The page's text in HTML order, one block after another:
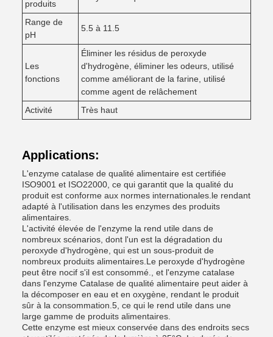
produits
Range de
pH
5.5 à 11.5
Les
fonctions
Éliminer les résidus de peroxyde
d'hydrogène, éliminer les odeurs, utilisé
comme améliorant de la farine, utilisé
comme agent de relâchement
Activité
Très haut
Applications:
L'enzyme catalase de qualité alimentaire est certifiée
ISO9001 et ISO22000, ce qui garantit que la qualité du
produit est conforme aux normes internationales.le rendant
adapté à l'utilisation dans les enzymes des produits
alimentaires.
L'activité élevée de l'enzyme la rend utile dans de
nombreux scénarios, dont l'un est la dégradation du
peroxyde d'hydrogène, qui est un sous-produit de
nombreux produits alimentaires.Le peroxyde d'hydrogène
peut être nocif s'il est consommé., et l'enzyme catalase
dans l'enzyme Catalase de qualité alimentaire peut aider à
la décomposer en eau et en oxygène, rendant le produit
sûr à la consommation.5, ce qui le rend utile dans une
large gamme de produits alimentaires.
Cette enzyme est mieux conservée dans des endroits secs